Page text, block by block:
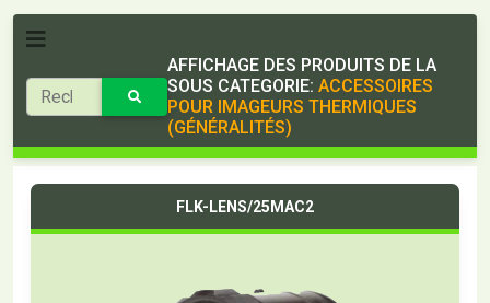
AFFICHAGE DES PRODUITS DE LA
SOUS CATEGORIE: ACCESSOIRES
POUR IMAGEURS THERMIQUES
(GÉNÉRALITÉS)
FLK-LENS/25MAC2